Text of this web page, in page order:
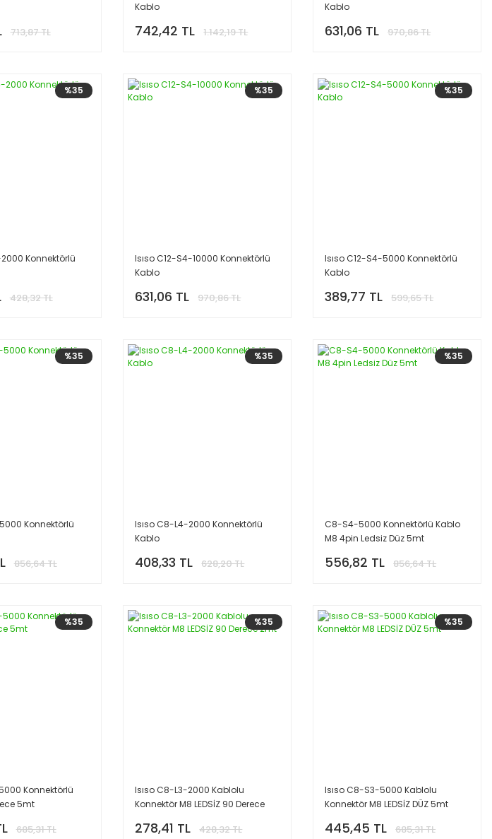
713,87 TL
Kablo
742,42 TL 1.142,19 TL
Kablo
631,06 TL 970,86 TL
%35
Konnektörlü
428,32 TL
%35
Isıso C12-S4-10000 Konnektörlü
Kablo
631,06 TL 970,86 TL
%35
Isıso C12-S4-5000 Konnektörlü
Kablo
389,77 TL 599,65 TL
%35
Konnektörlü
856,64 TL
%35
Isıso C8-L4-2000 Konnektörlü
Kablo
408,33 TL 628,20 TL
%35
C8-S4-5000 Konnektörlü Kablo
M8 4pin Ledsiz Düz 5mt
556,82 TL 856,64 TL
%35
Konnektörlü
5mt
685,31 TL
%35
Isıso C8-L3-2000 Kablolu
Konnektör M8 LEDSİZ 90 Derece
278,41 TL 428,32 TL
%35
Isıso C8-S3-5000 Kablolu
Konnektör M8 LEDSİZ DÜZ 5mt
445,45 TL 685,31 TL